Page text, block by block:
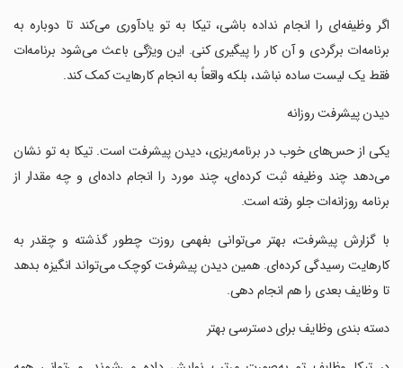
‏‏اگر وظیفه‌ای را انجام نداده باشی، تیکا به تو یادآوری می‌کند تا دوباره به
برنامه‌ات برگردی و آن کار را پیگیری کنی. این ویژگی باعث می‌شود برنامه‌ات
فقط یک لیست ساده نباشد، بلکه واقعاً به انجام کارهایت کمک کند.
‏‏دیدن پیشرفت روزانه
‏‏یکی از حس‌های خوب در برنامه‌ریزی، دیدن پیشرفت است. تیکا به تو نشان
می‌دهد چند وظیفه ثبت کرده‌ای، چند مورد را انجام داده‌ای و چه مقدار از
برنامه روزانه‌ات جلو رفته است.
‏‏با گزارش پیشرفت، بهتر می‌توانی بفهمی روزت چطور گذشته و چقدر به
کارهایت رسیدگی کرده‌ای. همین دیدن پیشرفت کوچک می‌تواند انگیزه بدهد
تا وظایف بعدی را هم انجام دهی.
‏‏دسته‌ بندی وظایف برای دسترسی بهتر